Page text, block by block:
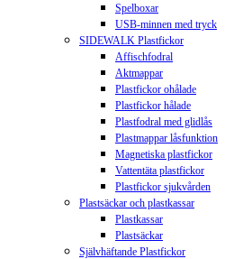
Spelboxar
USB-minnen med tryck
SIDEWALK Plastfickor
Affischfodral
Aktmappar
Plastfickor ohålade
Plastfickor hålade
Plastfodral med glidlås
Plastmappar låsfunktion
Magnetiska plastfickor
Vattentäta plastfickor
Plastfickor sjukvården
Plastsäckar och plastkassar
Plastkassar
Plastsäckar
Självhäftande Plastfickor